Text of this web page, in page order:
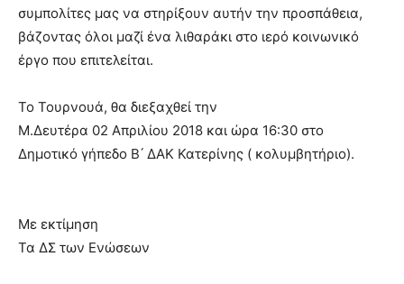
συμπολίτες μας να στηρίξουν αυτήν την προσπάθεια,
βάζοντας όλοι μαζί ένα λιθαράκι στο ιερό κοινωνικό
έργο που επιτελείται.
Το Τουρνουά, θα διεξαχθεί την
Μ.Δευτέρα 02 Απριλίου 2018 και ώρα 16:30 στο
Δημοτικό γήπεδο Β ́ ΔΑΚ Κατερίνης ( κολυμβητήριο).
Με εκτίμηση
Τα ΔΣ των Ενώσεων